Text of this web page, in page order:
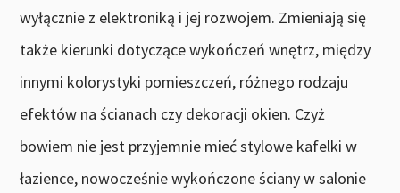
wyłącznie z elektroniką i jej rozwojem. Zmieniają się
także kierunki dotyczące wykończeń wnętrz, między
innymi kolorystyki pomieszczeń, różnego rodzaju
efektów na ścianach czy dekoracji okien. Czyż
bowiem nie jest przyjemnie mieć stylowe kafelki w
łazience, nowocześnie wykończone ściany w salonie